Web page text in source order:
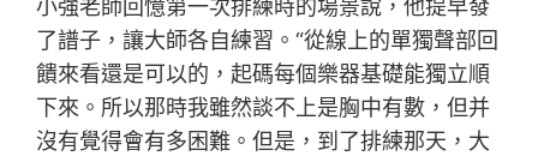
小強老師回憶第一次排練時的場景說，他提早發
了譜子，讓大師各自練習。“從線上的單獨聲部回
饋來看還是可以的，起碼每個樂器基礎能獨立順
下來。所以那時我雖然談不上是胸中有數，但并
沒有覺得會有多困難。但是，到了排練那天，大